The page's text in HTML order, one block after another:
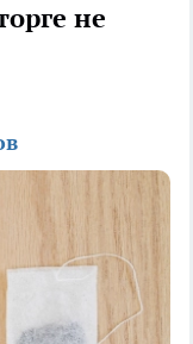
не